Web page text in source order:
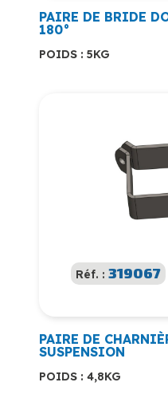
PAIRE DE BRIDE
180°
POIDS : 5KG
Réf. : 319067
PAIRE DE
SUSPENSION
POIDS : 4,8KG